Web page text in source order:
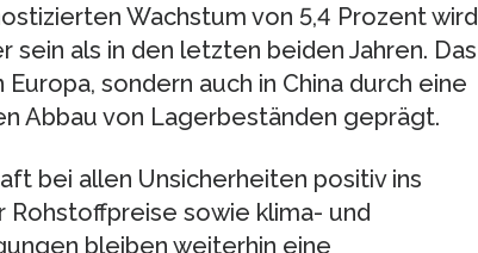
Wachstum von 5,4 Prozent wird
als in den letzten beiden Jahren. Das
sondern auch in China durch eine
Abbau von Lagerbeständen geprägt.
bei allen Unsicherheiten positiv ins
Rohstoffpreise sowie klima- und
bleiben weiterhin eine